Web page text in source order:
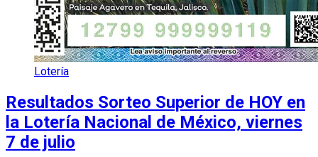
Lotería
Resultados Sorteo Superior de HOY en
la Lotería Nacional de México, viernes
7 de julio